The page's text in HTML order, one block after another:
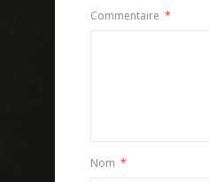
Commentaire *
Nom *